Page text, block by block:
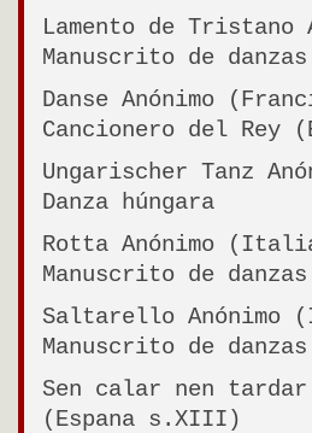
Lamento de
Manuscrito de
Danse Anónimo
Cancionero del Rey
Ungarischer Tanz
Danza húngara
Rotta Anónimo
Manuscrito de
Saltarello Anónimo
Manuscrito de
Sen calar nen
(Espana s.XIII)